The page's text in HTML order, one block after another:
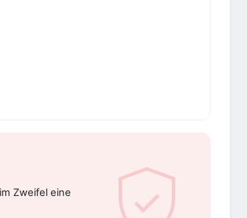
Zweifel eine